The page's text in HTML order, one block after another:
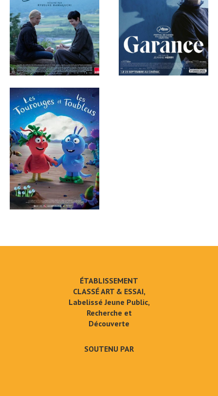
ÉTABLISSEMENT
CLASSÉ ART & ESSAI,
Labelissé Jeune Public,
Recherche et
Découverte
SOUTENU PAR